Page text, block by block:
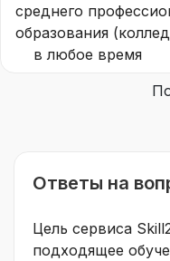
среднего
образования
в любое время
Ответы на
Цель сервиса
подходящее